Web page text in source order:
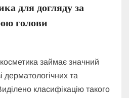
для догляду за
голови
займає значний
дерматологічних та
класифікацію такого